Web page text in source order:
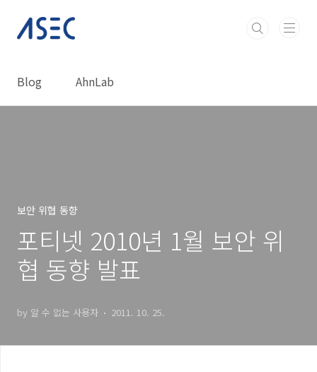
Blog AhnLab
보안 위협 동향
포티넷 2010년 1월 보안 위
협 동향 발표
by 알 수 없는 사용자 2011. 10. 25.